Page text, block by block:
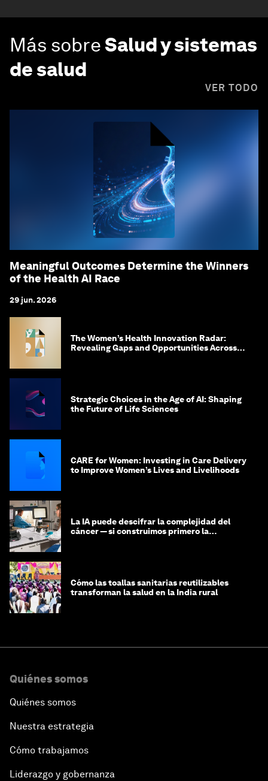
Más sobreSalud y sistemas
de salud
VER TODO
Meaningful Outcomes Determine the Winners
of the Health AI Race
29 jun. 2026
The Women’s Health Innovation Radar:
Revealing Gaps and Opportunities Across
Strategic Choices in the Age of AI: Shaping
the Future of Life Sciences
CARE for Women: Investing in Care Delivery
to Improve Women’s Lives and Livelihoods
La IA puede descifrar la complejidad del
cáncer — si construimos primero la
Cómo las toallas sanitarias reutilizables
transforman la salud en la India rural
Quiénes somos
Quiénes somos
Nuestra estrategia
Cómo trabajamos
Liderazgo y gobernanza